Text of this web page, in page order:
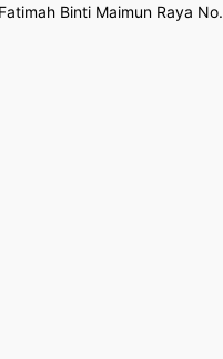
Binti Maimun Raya No.